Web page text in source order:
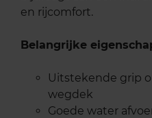
en rijcomfort.
Belangrijke
Uitstekende grip
wegdek
Goede water